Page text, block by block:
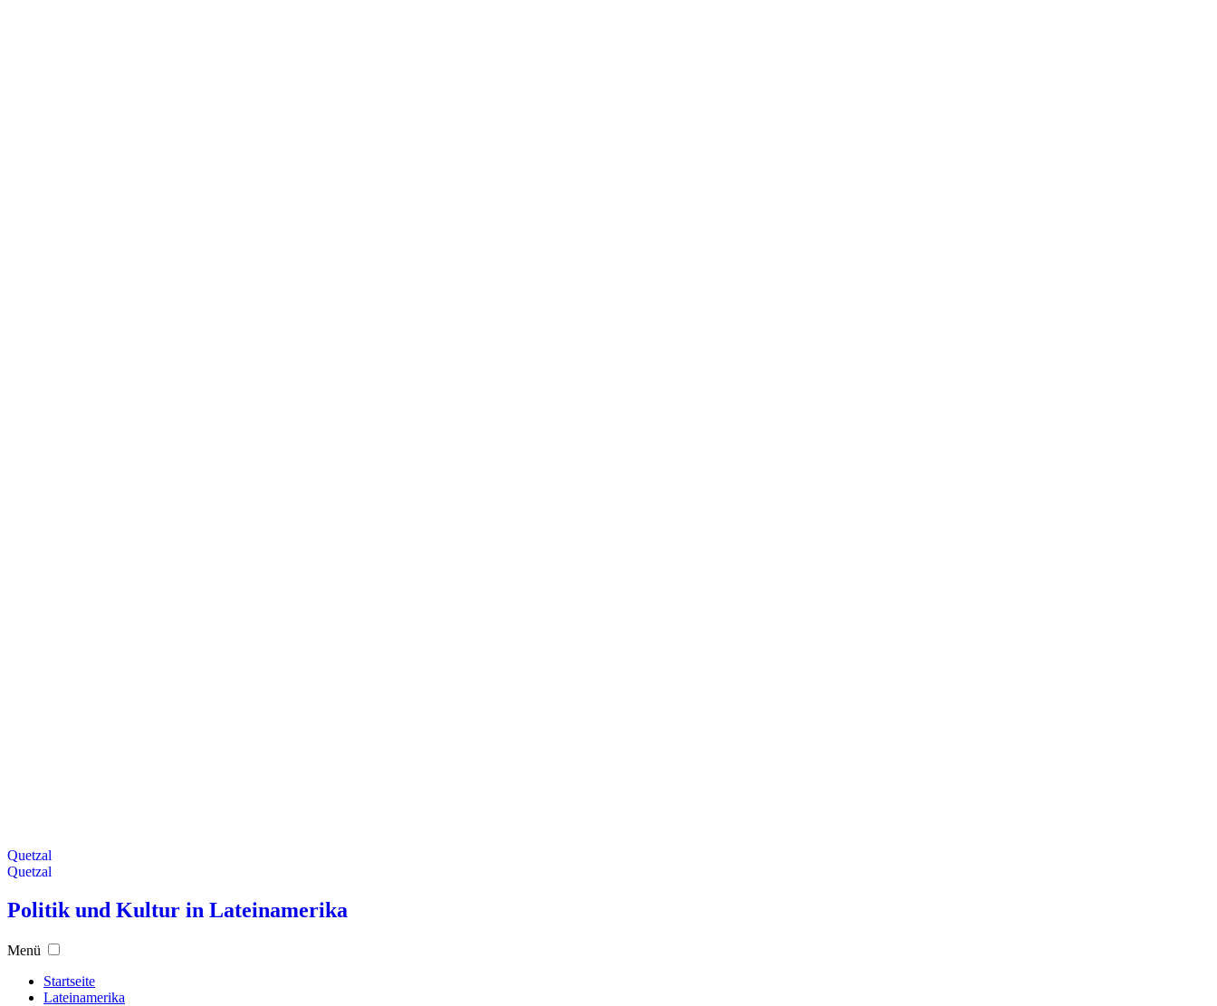
Quetzal
Quetzal
Politik und Kultur in Lateinamerika
Menü
Startseite
Lateinamerika